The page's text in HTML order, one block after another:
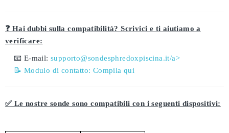
❓ Hai dubbi sulla compatibilità? Scrivici e ti aiutiamo a
verificare:
📧 E-mail:supporto@sondesphredoxpiscina.it/a>
📝 Modulo di contatto: Compila qui
✅ Le nostre sonde sono compatibili con i seguenti dispositivi: